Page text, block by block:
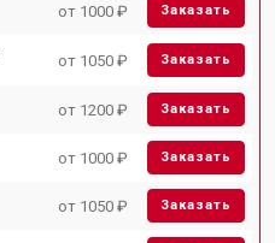
от 1000 ₽ Заказать
от 1050 ₽ Заказать
от 1200 ₽ Заказать
от 1000 ₽ Заказать
от 1050 ₽ Заказать